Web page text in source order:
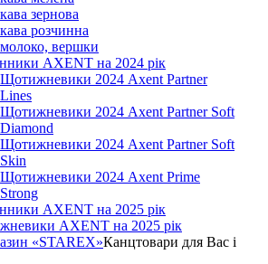
кава зернова
кава розчинна
молоко, вершки
AXENT на 2024 рік
Щотижневики 2024 Axent Partner
Lines
Щотижневики 2024 Axent Partner Soft
Diamond
Щотижневики 2024 Axent Partner Soft
Skin
Щотижневики 2024 Axent Prime
Strong
AXENT на 2025 рік
AXENT на 2025 рік
Канцтовари для Вас і